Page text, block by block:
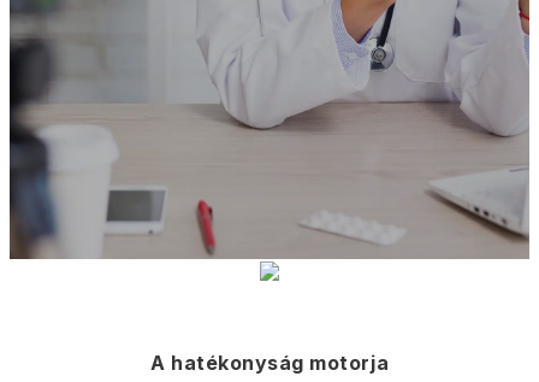
A hatékonyság motorja